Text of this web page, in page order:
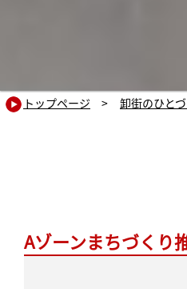
トップページ > 卸街のひと
Aゾーンまちづくり